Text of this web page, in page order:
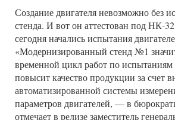
Создание двигателя невозможно без
стенда. И вот он аттестован под НК-
сегодня начались испытания
«Модернизированный стенд №1
временной цикл работ по
повысит качество продукции за счет
автоматизированной системы
параметров двигателей, — в
отмечает в релизе заместитель